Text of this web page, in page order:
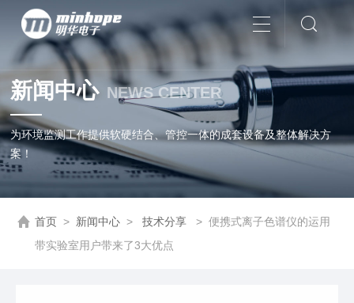
新闻中心 NEWS CENTER
为环境监测工作提供软硬结合、管控一体的成套设备及整体解决方
案！
首页 > 新闻中心 > 技术分享 > 便携式离子色谱仪的运用
带实验室用户带来了3大优点